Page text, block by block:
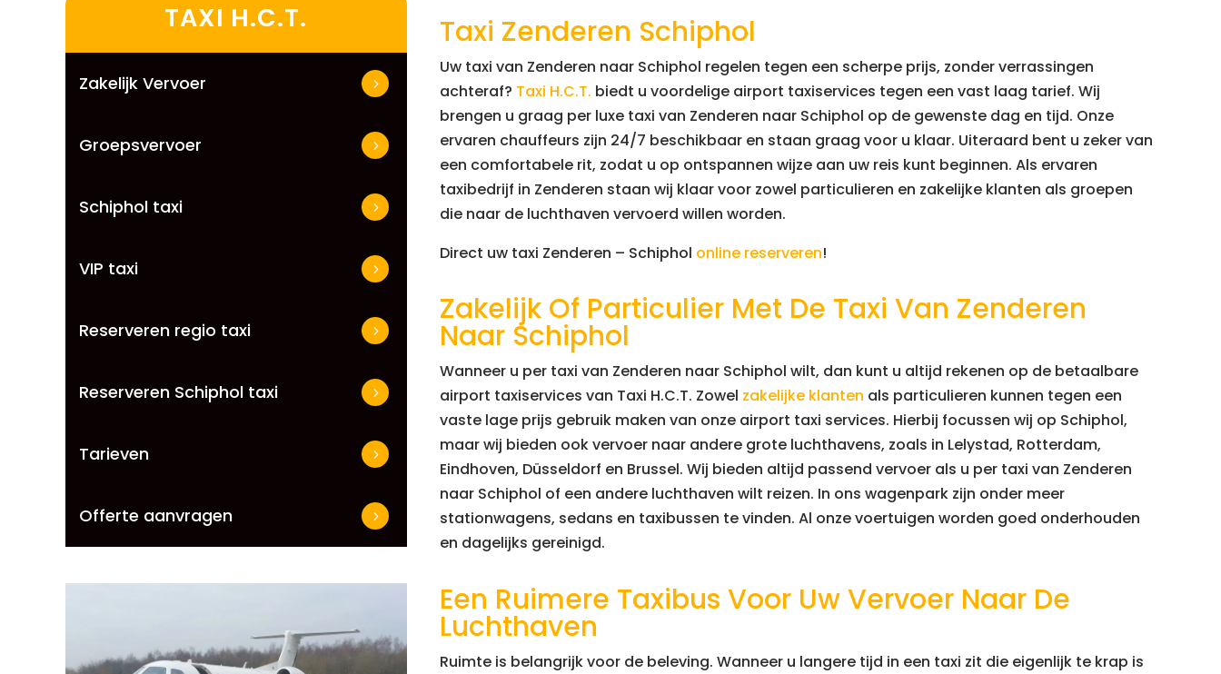
TAXI H.C.T.
Zakelijk Vervoer
Groepsvervoer
Schiphol taxi
VIP taxi
Reserveren regio taxi
Reserveren Schiphol taxi
Tarieven
Offerte aanvragen
Taxi Zenderen Schiphol
Uw taxi van Zenderen naar Schiphol regelen tegen een scherpe prijs, zonder verrassingen
achteraf? Taxi H.C.T. biedt u voordelige airport taxiservices tegen een vast laag tarief. Wij
brengen u graag per luxe taxi van Zenderen naar Schiphol op de gewenste dag en tijd. Onze
ervaren chauffeurs zijn 24/7 beschikbaar en staan graag voor u klaar. Uiteraard bent u zeker van
een comfortabele rit, zodat u op ontspannen wijze aan uw reis kunt beginnen. Als ervaren
taxibedrijf in Zenderen staan wij klaar voor zowel particulieren en zakelijke klanten als groepen
die naar de luchthaven vervoerd willen worden.
Direct uw taxi Zenderen – Schiphol online reserveren!
Zakelijk Of Particulier Met De Taxi Van Zenderen
Naar Schiphol
Wanneer u per taxi van Zenderen naar Schiphol wilt, dan kunt u altijd rekenen op de betaalbare
airport taxiservices van Taxi H.C.T. Zowel zakelijke klanten als particulieren kunnen tegen een
vaste lage prijs gebruik maken van onze airport taxi services. Hierbij focussen wij op Schiphol,
maar wij bieden ook vervoer naar andere grote luchthavens, zoals in Lelystad, Rotterdam,
Eindhoven, Düsseldorf en Brussel. Wij bieden altijd passend vervoer als u per taxi van Zenderen
naar Schiphol of een andere luchthaven wilt reizen. In ons wagenpark zijn onder meer
stationwagens, sedans en taxibussen te vinden. Al onze voertuigen worden goed onderhouden
en dagelijks gereinigd.
Een Ruimere Taxibus Voor Uw Vervoer Naar De
Luchthaven
Ruimte is belangrijk voor de beleving. Wanneer u langere tijd in een taxi zit die eigenlijk te krap is